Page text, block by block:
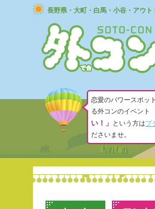
長野県・大町・白馬・小谷・アウ
恋愛のパワースポッ
る外コンのイベント
い！」
という方はプ
ださいませ。